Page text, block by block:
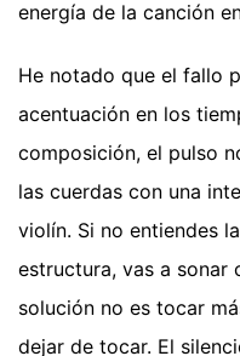
energía de la canción
He notado que el fallo
acentuación en los
composición, el pulso
las cuerdas con una
violín. Si no entiendes
estructura, vas a sonar
solución no es tocar
dejar de tocar. El